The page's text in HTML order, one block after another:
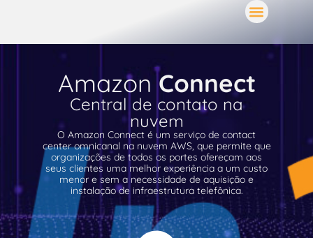
Amazon Connect
Central de contato na
nuvem
O Amazon Connect​​​​​​​ é um serviço de contact
center omnicanal na nuvem AWS, que permite que
organizações de todos os portes ofereçam aos
seus clientes uma melhor experiência a um custo
menor e sem a necessidade de aquisição e
instalação de infraestrutura telefônica.